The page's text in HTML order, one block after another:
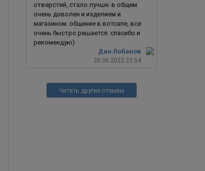
Дан Лобанов
20.06.2022 22:54
отверстий, стало лучше. в общем
очень доволен и изделием и
магазином. общение в вотсапе, все
очень быстро решается. спасибо и
рекомендую)
Читать другие отзывы